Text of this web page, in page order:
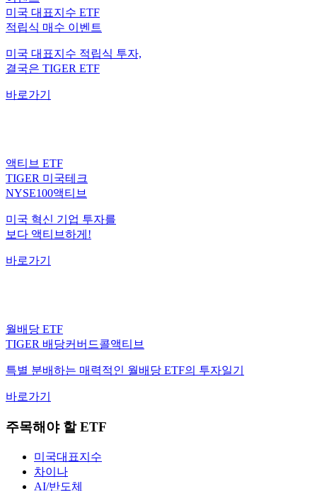
미국 대표지수 ETF
적립식 매수 이벤트
미국 대표지수 적립식 투자,
결국은 TIGER ETF
바로가기
액티브 ETF
TIGER 미국테크
NYSE100액티브
미국 혁신 기업 투자를
보다 액티브하게!
바로가기
월배당 ETF
TIGER 배당커버드콜액티브
특별 분배하는 매력적인 월배당 ETF의 투자일기
바로가기
주목해야 할 ETF
미국대표지수
차이나
AI/반도체